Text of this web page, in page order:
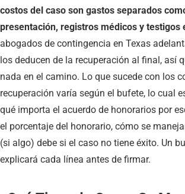
costos del caso son gastos separados
presentación, registros médicos y testigos
abogados de contingencia en Texas
los deducen de la recuperación al final, así
nada en el camino. Lo que sucede con los
recuperación varía según el bufete, lo cual
qué importa el acuerdo de honorarios por
el porcentaje del honorario, cómo se
(si algo) debe si el caso no tiene éxito. Un
explicará cada línea antes de firmar.